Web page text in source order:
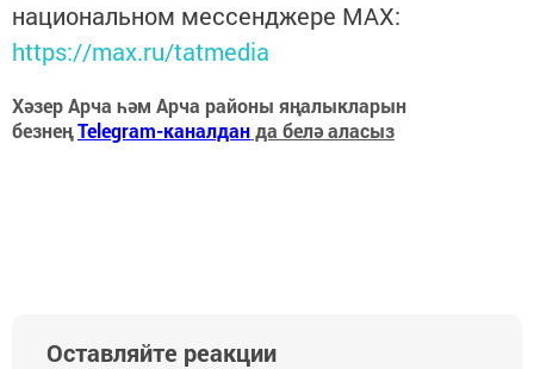
национальном мессенджере MАХ:
https://max.ru/tatmedia
Хәзер Арча һәм Арча районы яңалыкларын
безнеңTelegram-каналданда белә аласыз
Оставляйте реакции